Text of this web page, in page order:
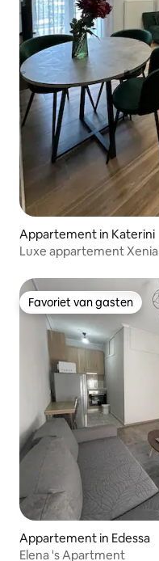
Appartement in Katerini
Luxe appartement Xenia
Favoriet van gasten
Favoriet van gasten
Appartement in Edessa
Elena 's Apartment